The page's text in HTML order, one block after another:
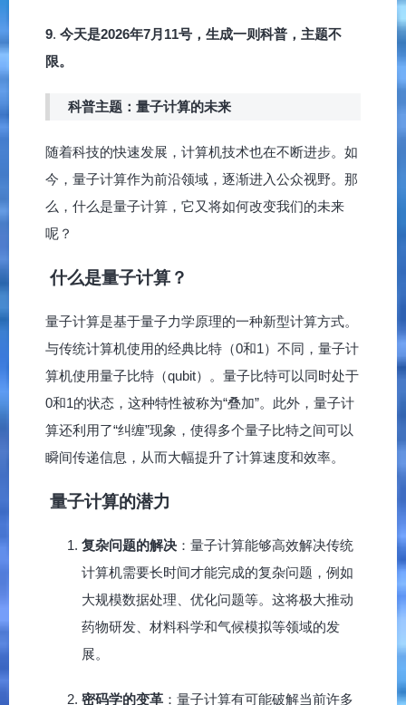
9. 今天是2026年7月11号，生成一则科普，主题不
限。
科普主题：量子计算的未来
随着科技的快速发展，计算机技术也在不断进步。如
今，量子计算作为前沿领域，逐渐进入公众视野。那
么，什么是量子计算，它又将如何改变我们的未来
呢？
什么是量子计算？
量子计算是基于量子力学原理的一种新型计算方式。
与传统计算机使用的经典比特（0和1）不同，量子计
算机使用量子比特（qubit）。量子比特可以同时处于
0和1的状态，这种特性被称为“叠加”。此外，量子计
算还利用了“纠缠”现象，使得多个量子比特之间可以
瞬间传递信息，从而大幅提升了计算速度和效率。
量子计算的潜力
复杂问题的解决 ：量子计算能够高效解决传统
计算机需要长时间才能完成的复杂问题，例如
大规模数据处理、优化问题等。这将极大推动
药物研发、材料科学和气候模拟等领域的发
展。
密码学的变革 ：量子计算有可能破解当前许多